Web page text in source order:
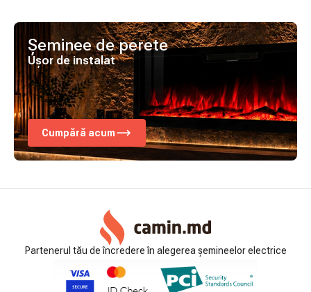
Șeminee de perete
Ușor de instalat
Cumpără acum
Partenerul tău de încredere în alegerea șemineelor electrice